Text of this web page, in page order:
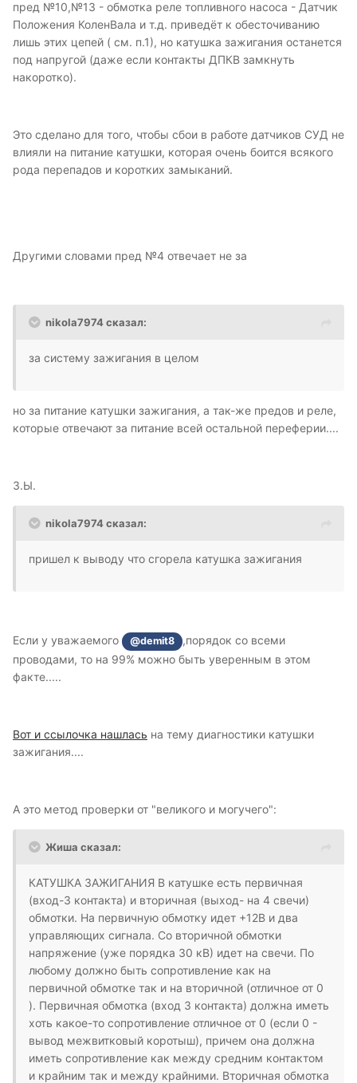
пред №10,№13 - обмотка реле топливного насоса - Датчик
Положения КоленВала и т.д. приведёт к обесточиванию
лишь этих цепей ( см. п.1), но катушка зажигания останется
под напругой (даже если контакты ДПКВ замкнуть
накоротко).
Это сделано для того, чтобы сбои в работе датчиков СУД не
влияли на питание катушки, которая очень боится всякого
рода перепадов и коротких замыканий.
Другими словами пред №4 отвечает не за
nikola7974 сказал:
за систему зажигания в целом
но за питание катушки зажигания, а так-же предов и реле,
которые отвечают за питание всей остальной переферии....
З.Ы.
nikola7974 сказал:
пришел к выводу что сгорела катушка зажигания
Если у уважаемого @demit8
,порядок со всеми
проводами, то на 99% можно быть уверенным в этом
факте.....
Вот и ссылочка нашлась на тему диагностики катушки
зажигания....
А это метод проверки от "великого и могучего":
Жиша сказал:
КАТУШКА ЗАЖИГАНИЯ В катушке есть первичная
(вход-3 контакта) и вторичная (выход- на 4 свечи)
обмотки. На первичную обмотку идет +12В и два
управляющих сигнала. Со вторичной обмотки
напряжение (уже порядка 30 кВ) идет на свечи. По
любому должно быть сопротивление как на
первичной обмотке так и на вторичной (отличное от 0
). Первичная обмотка (вход 3 контакта) должна иметь
хоть какое-то сопротивление отличное от 0 (если 0 -
вывод межвитковый коротыш), причем она должна
иметь сопротивление как между средним контактом
и крайним так и между крайними. Вторичная обмотка